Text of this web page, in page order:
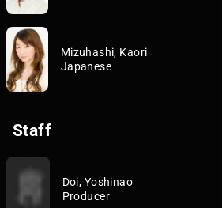
Mizuhashi, Kaori
Japanese
Staff
Doi, Yoshinao
Producer